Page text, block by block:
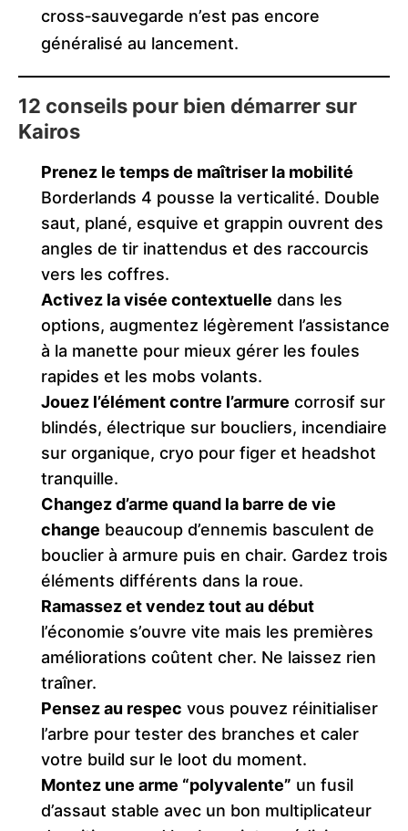
cross‑sauvegarde n’est pas encore
généralisé au lancement.
12 conseils pour bien démarrer sur
Kairos
Prenez le temps de maîtriser la mobilité
Borderlands 4 pousse la verticalité. Double
saut, plané, esquive et grappin ouvrent des
angles de tir inattendus et des raccourcis
vers les coffres.
Activez la visée contextuelle dans les
options, augmentez légèrement l’assistance
à la manette pour mieux gérer les foules
rapides et les mobs volants.
Jouez l’élément contre l’armure corrosif sur
blindés, électrique sur boucliers, incendiaire
sur organique, cryo pour figer et headshot
tranquille.
Changez d’arme quand la barre de vie
change beaucoup d’ennemis basculent de
bouclier à armure puis en chair. Gardez trois
éléments différents dans la roue.
Ramassez et vendez tout au début
l’économie s’ouvre vite mais les premières
améliorations coûtent cher. Ne laissez rien
traîner.
Pensez au respec vous pouvez réinitialiser
l’arbre pour tester des branches et caler
votre build sur le loot du moment.
Montez une arme “polyvalente” un fusil
d’assaut stable avec un bon multiplicateur